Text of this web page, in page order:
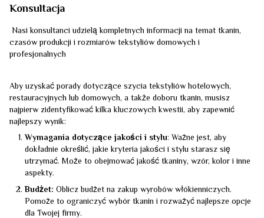
Konsultacja
Nasi konsultanci udzielą kompletnych informacji na temat tkanin,
czasów produkcji i rozmiarów tekstyliów domowych i
profesjonalnych
Aby uzyskać porady dotyczące szycia tekstyliów hotelowych,
restauracyjnych lub domowych, a także doboru tkanin, musisz
najpierw zidentyfikować kilka kluczowych kwestii, aby zapewnić
najlepszy wynik:
Wymagania dotyczące jakości i stylu: Ważne jest, aby
dokładnie określić, jakie kryteria jakości i stylu starasz się
utrzymać. Może to obejmować jakość tkaniny, wzór, kolor i inne
aspekty.
Budżet: Oblicz budżet na zakup wyrobów włókienniczych.
Pomoże to ograniczyć wybór tkanin i rozważyć najlepsze opcje
dla Twojej firmy.